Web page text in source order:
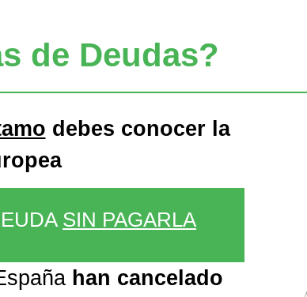
de Deudas?
debes conocer la
SIN PAGARLA
han cancelado